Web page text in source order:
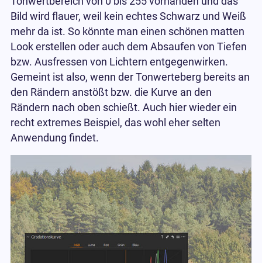
Bild wird flauer, weil kein echtes Schwarz und Weiß
mehr da ist. So könnte man einen schönen matten
Look erstellen oder auch dem Absaufen von Tiefen
bzw. Ausfressen von Lichtern entgegenwirken.
Gemeint ist also, wenn der Tonwerteberg bereits an
den Rändern anstößt bzw. die Kurve an den
Rändern nach oben schießt. Auch hier wieder ein
recht extremes Beispiel, das wohl eher selten
Anwendung findet.